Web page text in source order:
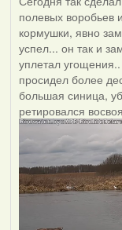
полевых воробьев
кормушки, явно
успел... он так и
уплетал
просидел более
большая синица,
ретировался